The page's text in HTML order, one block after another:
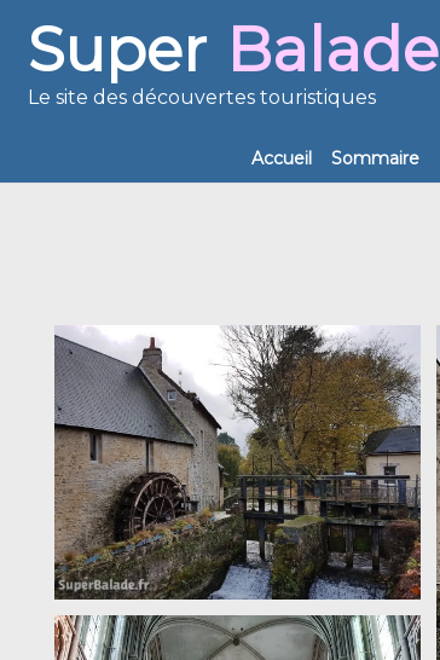
Super Balade
Le site des découvertes touristiques
Accueil Sommaire